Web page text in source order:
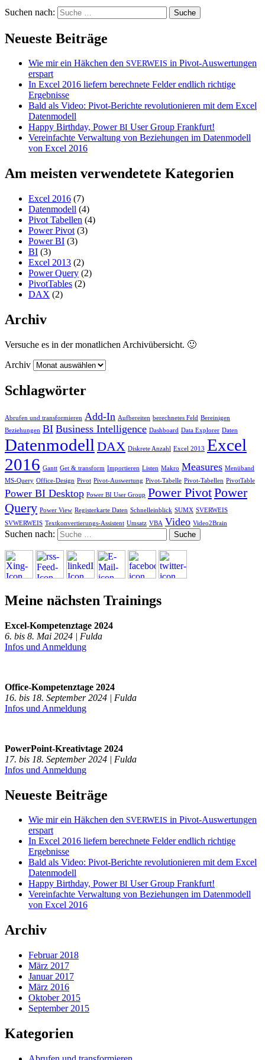
Suchen nach:
Neueste Beiträge
Wie mir ein Häkchen den SVERWEIS in Pivot-Auswertungen
erspart
In Excel 2016 liefern berechnete Felder endlich richtige
Ergebnisse
Bald als Video: Pivot-Berichte revolutionieren mit dem Excel
Datenmodell
Happy Birthday, PowerBI User Group Frankfurt!
Vereinfachte Verwaltung von Beziehungen im Datenmodell
von Excel 2016
Am meisten verwendetete Kategorien
Excel 2016 (7)
Datenmodell (4)
Pivot Tabellen (4)
Power Pivot (3)
Power BI (3)
BI (3)
Excel 2013 (2)
Power Query (2)
PivotTables (2)
DAX (2)
Archiv
Versuche es in der monatlichen Archivübersicht. 🙂
Archiv
Schlagwörter
Abrufen und transformieren Add-In Aufbereiten berechnetes Feld Bereinigen
Beziehungen BI Business Intelligence Dashboard Data Explorer Daten
Datenmodell DAX Diskrete Anzahl Excel 2013 Excel
2016 Gantt Get & transform Importieren Listen Makro Measures Menüband
MS-Query Office-Design Pivot Pivot-Auswertung Pivot-Tabelle Pivot-Tabellen PivotTable
Power BI Desktop Power BI User Group Power PivotPower
Query Power View Registerkarte Daten Schnelleinblick SUMX SVERWEIS
SVWERWEIS Textkonvertierungs-Assistent Umsatz VBA Video Video2Brain
Suchen nach:
Meine nächsten Trainings
Excel-Kompetenztage 2024
6. bis 8. Mai 2024 | Fulda
Infos und Anmeldung
Office-Kompetenztage 2024
16. bis 18. September 2024 | Fulda
Infos und Anmeldung
PowerPoint-Kreativtage 2024
17. bis 18. September 2024 | Fulda
Infos und Anmeldung
Neueste Beiträge
Wie mir ein Häkchen den SVERWEIS in Pivot-Auswertungen
erspart
In Excel 2016 liefern berechnete Felder endlich richtige
Ergebnisse
Bald als Video: Pivot-Berichte revolutionieren mit dem Excel
Datenmodell
Happy Birthday, PowerBI User Group Frankfurt!
Vereinfachte Verwaltung von Beziehungen im Datenmodell
von Excel 2016
Archiv
Februar 2018
März 2017
Januar 2017
März 2016
Oktober 2015
September 2015
Kategorien